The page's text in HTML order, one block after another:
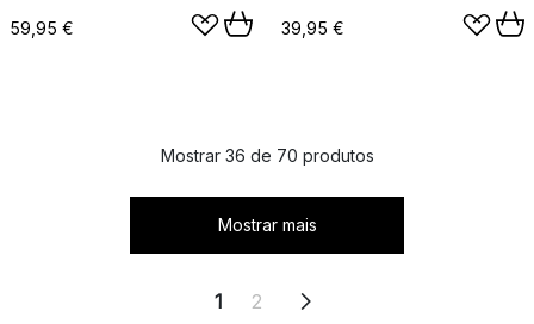
59,95 €
39,95 €
Mostrar 36 de 70 produtos
Mostrar mais
1 2